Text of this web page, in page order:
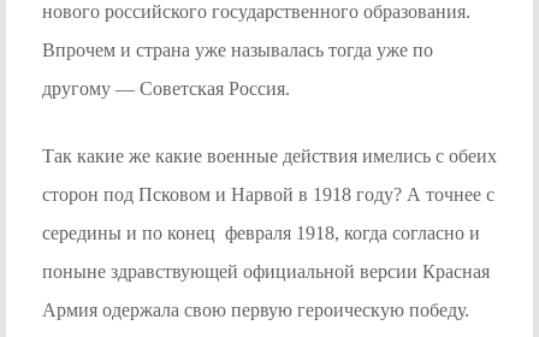
нового российского государственного образования.
Впрочем и страна уже называлась тогда уже по
другому — Советская Россия.
Так какие же какие военные действия имелись с обеих
сторон под Псковом и Нарвой в 1918 году? А точнее с
середины и по конец февраля 1918, когда согласно и
поныне здравствующей официальной версии Красная
Армия одержала свою первую героическую победу.